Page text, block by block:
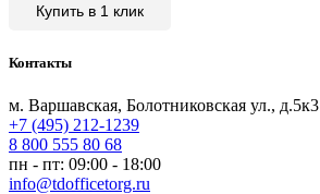
Купить в 1 клик
Контакты
м. Варшавская, Болотниковская ул., д.5к3
+7 (495) 212-1239
8 800 555 80 68
пн - пт: 09:00 - 18:00
info@tdofficetorg.ru